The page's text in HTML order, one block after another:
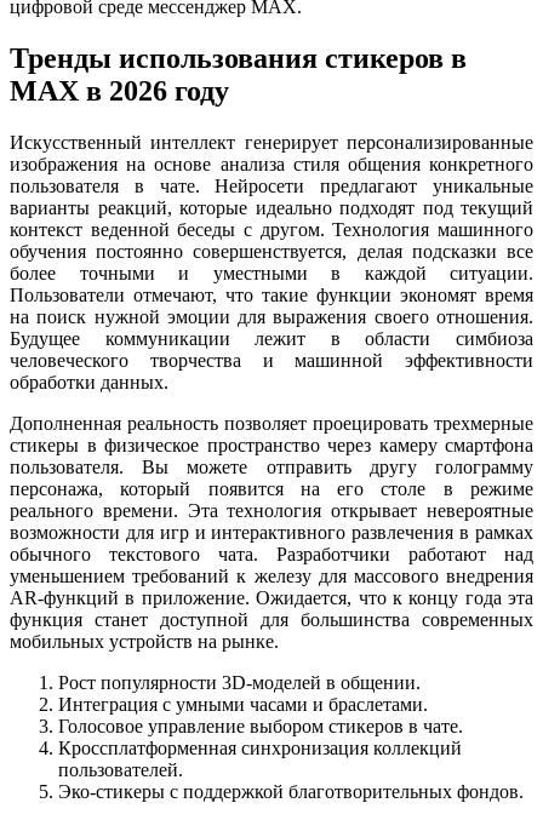
цифровой среде мессенджер MAX.
Тренды использования стикеров в
MAX в 2026 году
Искусственный интеллект генерирует персонализированные
изображения на основе анализа стиля общения конкретного
пользователя в чате. Нейросети предлагают уникальные
варианты реакций, которые идеально подходят под текущий
контекст веденной беседы с другом. Технология машинного
обучения постоянно совершенствуется, делая подсказки все
более точными и уместными в каждой ситуации.
Пользователи отмечают, что такие функции экономят время
на поиск нужной эмоции для выражения своего отношения.
Будущее коммуникации лежит в области симбиоза
человеческого творчества и машинной эффективности
обработки данных.
Дополненная реальность позволяет проецировать трехмерные
стикеры в физическое пространство через камеру смартфона
пользователя. Вы можете отправить другу голограмму
персонажа, который появится на его столе в режиме
реального времени. Эта технология открывает невероятные
возможности для игр и интерактивного развлечения в рамках
обычного текстового чата. Разработчики работают над
уменьшением требований к железу для массового внедрения
AR-функций в приложение. Ожидается, что к концу года эта
функция станет доступной для большинства современных
мобильных устройств на рынке.
Рост популярности 3D-моделей в общении.
Интеграция с умными часами и браслетами.
Голосовое управление выбором стикеров в чате.
Кроссплатформенная синхронизация коллекций
пользователей.
Эко-стикеры с поддержкой благотворительных фондов.